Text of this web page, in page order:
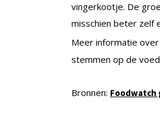
vingerkootje. De
misschien beter zelf
Meer informatie
stemmen op de
Bronnen: Foodwatch